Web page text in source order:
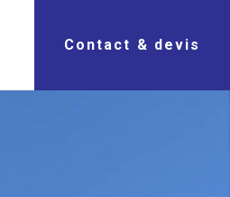
Contact & devis